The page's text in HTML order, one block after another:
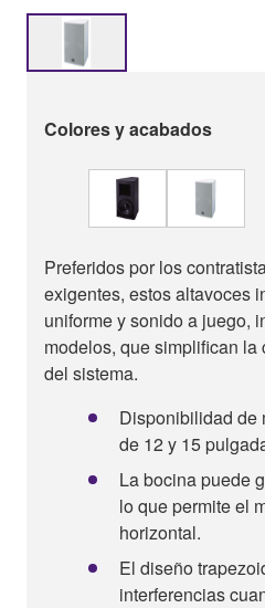
Colores y acabados
Preferidos por los
exigentes, estos altavoces
uniforme y sonido a juego,
modelos, que simplifican
del sistema.
Disponibilidad de
de 12 y 15
La bocina puede
lo que permite el
horizontal.
El diseño
interferencias